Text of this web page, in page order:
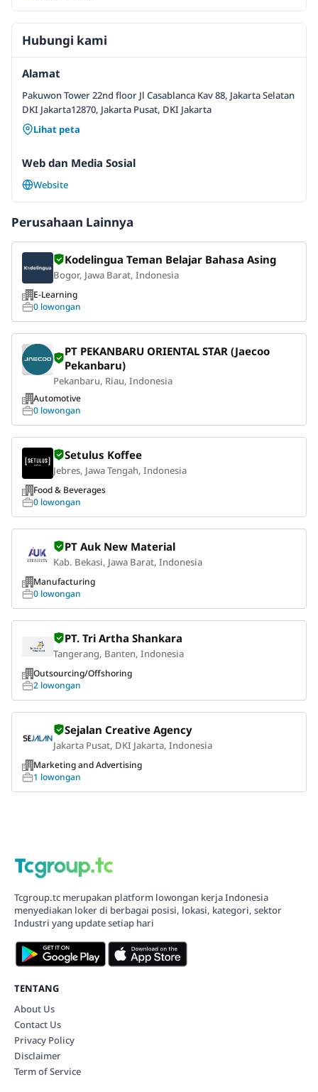
Hubungi kami
Alamat
Pakuwon Tower 22nd floor Jl Casablanca Kav 88, Jakarta Selatan
DKI Jakarta12870, Jakarta Pusat, DKI Jakarta
Lihat peta
Web dan Media Sosial
Website
Perusahaan Lainnya
Kodelingua Teman Belajar Bahasa Asing
Bogor, Jawa Barat, Indonesia
E-Learning
0 lowongan
PT PEKANBARU ORIENTAL STAR (Jaecoo
Pekanbaru)
Pekanbaru, Riau, Indonesia
Automotive
0 lowongan
Setulus Koffee
Jebres, Jawa Tengah, Indonesia
Food & Beverages
0 lowongan
PT Auk New Material
Kab. Bekasi, Jawa Barat, Indonesia
Manufacturing
0 lowongan
PT. Tri Artha Shankara
Tangerang, Banten, Indonesia
Outsourcing/Offshoring
2 lowongan
Sejalan Creative Agency
Jakarta Pusat, DKI Jakarta, Indonesia
Marketing and Advertising
1 lowongan
Tcgroup.tc merupakan platform lowongan kerja Indonesia
menyediakan loker di berbagai posisi, lokasi, kategori, sektor
Industri yang update setiap hari
TENTANG
About Us
Contact Us
Privacy Policy
Disclaimer
Term of Service